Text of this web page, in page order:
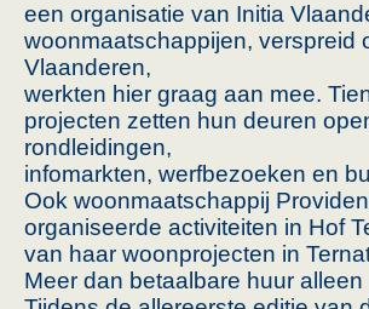
een organisatie van Initia
woonmaatschappijen, verspreid
Vlaanderen,
werkten hier graag aan mee.
projecten zetten hun deuren
rondleidingen,
infomarkten, werfbezoeken en
Ook woonmaatschappij
organiseerde activiteiten in Hof
van haar woonprojecten in
Meer dan betaalbare huur alleen